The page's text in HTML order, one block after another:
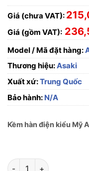
Giá (chưa VAT):
Giá (gồm VAT):
Model / Mã đặt hàng:
Thương hiệu:Asaki
Xuất xứ:Trung Quốc
Bảo hành: N/A
Kềm hàn điện kiểu Mỹ
Kềm hàn điện kiểu Mỹ